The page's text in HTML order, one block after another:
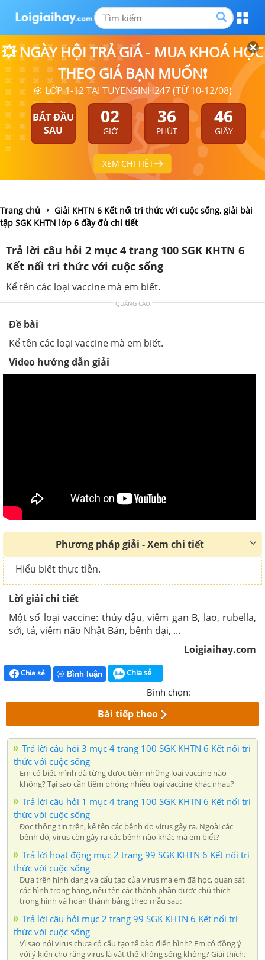
💥 NGÀY HỘI TRẢ GIÁ - MUA KHOÁ HỌC
THEO GIÁ BẠN MUỐN❗
🎯 LỚP 1-12 TẠI TUYENSINH247 (TỪ 10-12/08)
BẮT ĐẦU
SAU
02
GIỜ
36
PHÚT
46
GIÂY
XEM CHI TIẾT
Trang chủ
Giải KHTN 6 Kết nối tri thức với cuộc sống, giải bài
tập SGK KHTN lớp 6 đầy đủ chi tiết
Trả lời câu hỏi 2 mục 4 trang 100 SGK KHTN 6
Kết nối tri thức với cuộc sống
Kể tên các loại vaccine mà em biết.
QUẢNG CÁO
Đề bài
Kể tên các loại vaccine mà em biết.
Video hướng dẫn giải
Phương pháp giải - Xem chi tiết
Hiểu biết thực tiễn.
Lời giải chi tiết
Một số loại vaccine: thủy đậu, viêm gan B, lao, rubella,
sởi, tả, viêm não Nhật Bản, bệnh dại, ...
Loigiaihay.com
Chia sẻ Bình luận Chia sẻ
Bình chọn:
Bài tiếp theo
Trả lời câu hỏi 3 mục 4 trang 100 SGK KHTN 6 Kết nối tri
thức với cuộc sống
Em có biết mình đã từng được tiêm những loại vaccine nào
không? Tại sao cần tiêm phòng nhiều loại vaccine khác nhau?
Trả lời câu hỏi 1 mục 4 trang 100 SGK KHTN 6 Kết nối tri
thức với cuộc sống
Đọc thông tin trên, kể tên các bệnh do virus gây ra. Ngoài các
bệnh đó, virus còn gây ra các bệnh nào khác mà em biết?
Trả lời hoạt động mục 2 trang 99 SGK KHTN 6 Kết nối tri
thức với cuộc sống
Dựa trên hình dạng và cấu tạo của virus mà em đã học, quan sát
các hình trong bảng, nêu tên các thành phần được chú thích
trong hình và hoàn thành bảng theo mẫu sau:
Trả lời câu hỏi mục 2 trang 99 SGK KHTN 6 Kết nối tri
thức với cuộc sống
Vì sao nói virus chưa có cấu tạo tế bào điển hình? Em có đồng ý
với ý kiến cho rằng virus là vật thể không sống không? Giải thích.